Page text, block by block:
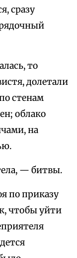
сразу
то
долетали
стенам
облако
на
— битвы.
по приказу
чтобы уйти